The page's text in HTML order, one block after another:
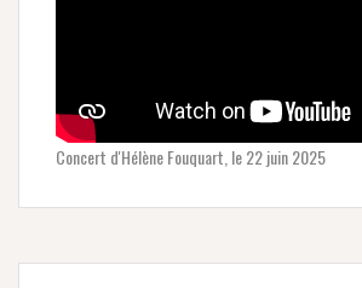
Concert d'Hélène Fouquart, le 22 juin 2025